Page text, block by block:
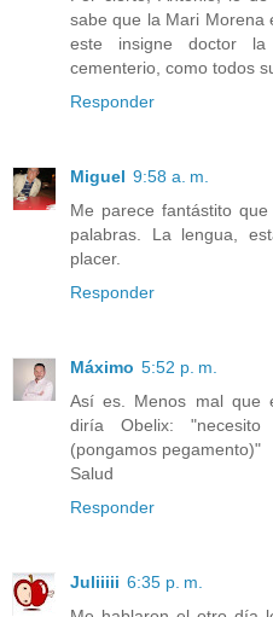
sabe que la Mari Morena
este insigne doctor
cementerio, como todos
Responder
Miguel 9:58 a. m.
Me parece fantástito
palabras. La lengua,
placer.
Responder
Máximo 5:52 p. m.
Así es. Menos mal que
diría Obelix:
(pongamos pegamento)"
Salud
Responder
Juliiiii 6:35 p. m.